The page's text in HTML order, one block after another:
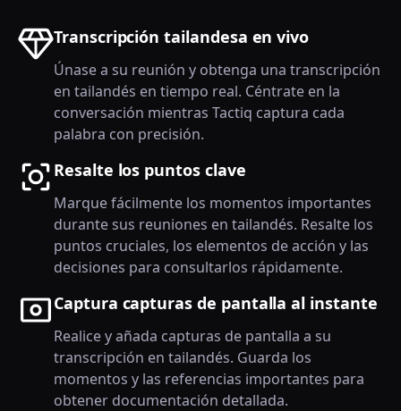
Transcripción tailandesa en vivo
Únase a su reunión y obtenga una transcripción
en tailandés en tiempo real. Céntrate en la
conversación mientras Tactiq captura cada
palabra con precisión.
Resalte los puntos clave
Marque fácilmente los momentos importantes
durante sus reuniones en tailandés. Resalte los
puntos cruciales, los elementos de acción y las
decisiones para consultarlos rápidamente.
Captura capturas de pantalla al instante
Realice y añada capturas de pantalla a su
transcripción en tailandés. Guarda los
momentos y las referencias importantes para
obtener documentación detallada.